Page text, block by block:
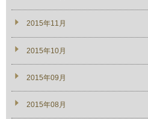
2015年11月
2015年10月
2015年09月
2015年08月